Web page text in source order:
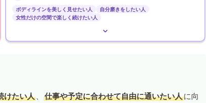
ボディラインを美しく見せたい人
自分磨きをしたい人
女性だけの空間で楽しく続けたい人
けたい人 、 仕事や予定に合わせて自由に通いたい人に向